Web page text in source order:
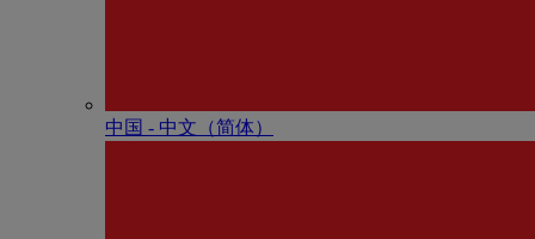
中国 - 中⽂（简体）